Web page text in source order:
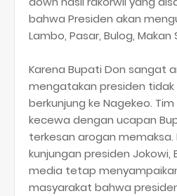
bahwa Presiden akan
Lambo, Pasar, Bulog, Makan
Karena Bupati Don sangat
mengatakan presiden
berkunjung ke Nagekeo.
kecewa dengan ucapan
terkesan arogan memaksa.
kunjungan presiden Jokowi,
media tetap
masyarakat bahwa